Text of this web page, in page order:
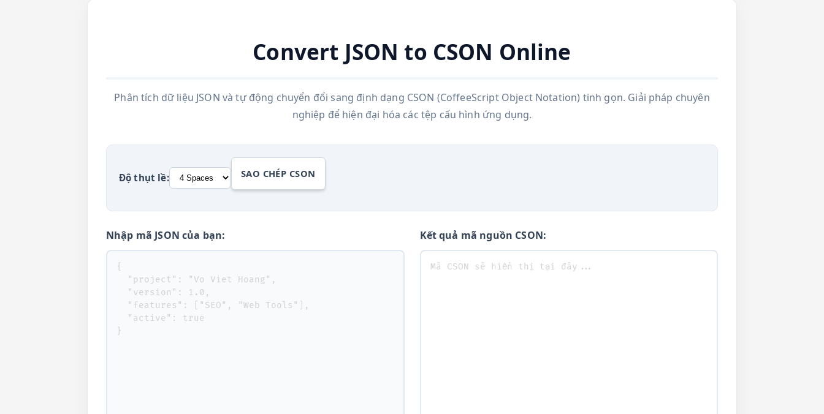
Convert JSON to CSON Online
Phân tích dữ liệu JSON và tự động chuyển đổi sang định dạng CSON (CoffeeScript Object Notation) tinh gọn. Giải pháp chuyên
nghiệp để hiện đại hóa các tệp cấu hình ứng dụng.
Độ thụt lề: SAO CHÉP CSON
Nhập mã JSON của bạn: Kết quả mã nguồn CSON: